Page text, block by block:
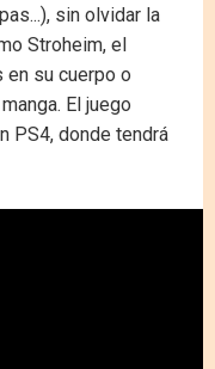
sin olvidar la
Stroheim, el
en su cuerpo o
El juego
PS4, donde tendrá